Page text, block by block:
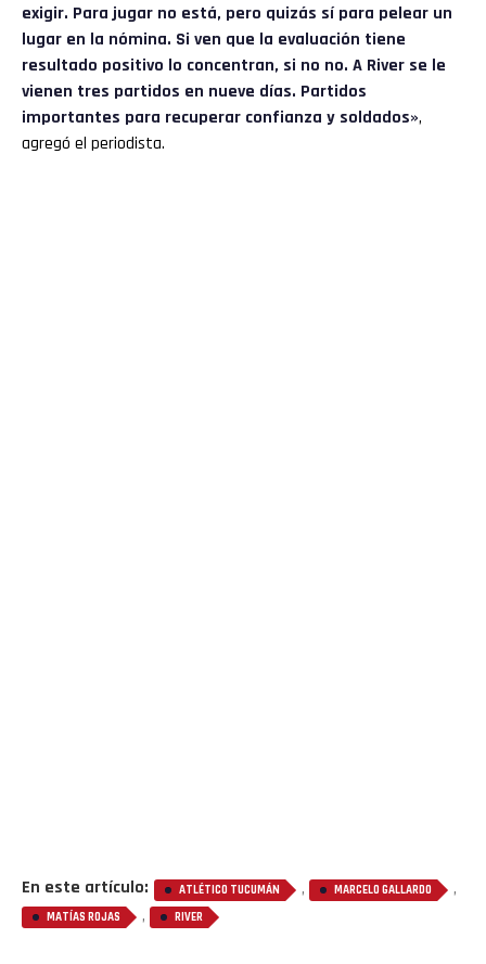
exigir. Para jugar no está, pero quizás sí para pelear un
lugar en la nómina. Si ven que la evaluación tiene
resultado positivo lo concentran, si no no. A River se le
vienen tres partidos en nueve días. Partidos
importantes para recuperar confianza y soldados»,
agregó el periodista.
En este artículo: ATLÉTICO TUCUMÁN , MARCELO GALLARDO ,
MATÍAS ROJAS , RIVER
Reddit